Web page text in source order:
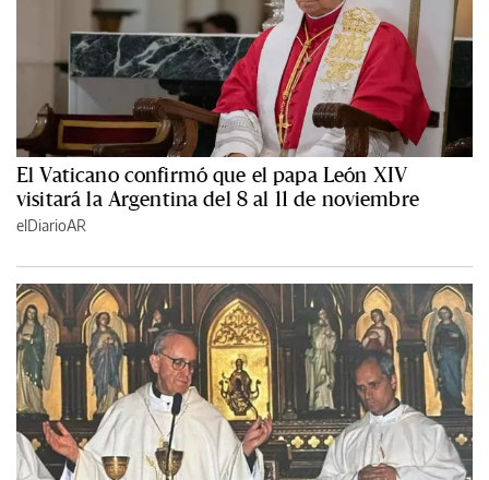
El Vaticano confirmó que el papa León XIV
visitará la Argentina del 8 al 11 de noviembre
elDiarioAR